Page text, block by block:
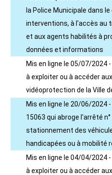
la Police Municipale dans
interventions, à l'accès au
et aux agents habilités à
données et informations
Mis en ligne le 05/07/2024
à exploiter ou à accéder
vidéoprotection de la Ville
Mis en ligne le 20/06/2024 -
15063 qui abroge l'arrêté
stationnement des
handicapées ou à mobilité
Mis en ligne le 04/04/2024
à exploiter ou à accéder